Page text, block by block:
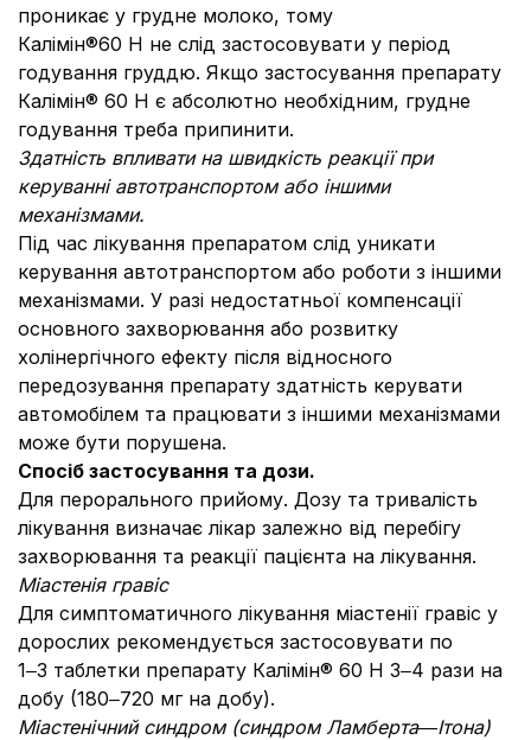
проникає у грудне молоко, тому
Калімін®60 Н не слід застосовувати у період
годування груддю. Якщо застосування препарату
Калiмiн® 60 Н є абсолютно необхідним, грудне
годування треба припинити.
Здатність впливати на швидкість реакції при
керуванні автотранспортом або іншими
механізмами.
Під час лікування препаратом слід уникати
керування автотранспортом або роботи з іншими
механізмами. У разі недостатньої компенсації
основного захворювання або розвитку
холінергічного ефекту після відносного
передозування препарату здатність керувати
автомобілем та працювати з іншими механізмами
може бути порушена.
Спосіб застосування та дози.
Для перорального прийому. Дозу та тривалість
лікування визначає лікар залежно від перебігу
захворювання та реакції пацієнта на лікування.
Міастенія гравіс
Для симптоматичного лікування міастенії гравіс у
дорослих рекомендується застосовувати по
1‒3 таблетки препарату Калімін® 60 Н 3‒4 рази на
добу (180‒720 мг на добу).
Міастенічний синдром (синдром Ламберта―Ітона)